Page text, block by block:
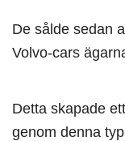
De sålde sedan
Volvo-cars
Detta skapade
genom denna